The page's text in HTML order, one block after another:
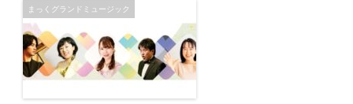
まっくグランドミュージック